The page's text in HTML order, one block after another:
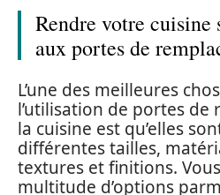
Rendre votre cuisine
aux portes de
L’une des meilleures
l’utilisation de portes
la cuisine est qu’elles
différentes tailles,
textures et finitions.
multitude d’options